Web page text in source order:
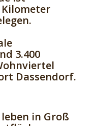
3.400
Dassendorf.
in Groß